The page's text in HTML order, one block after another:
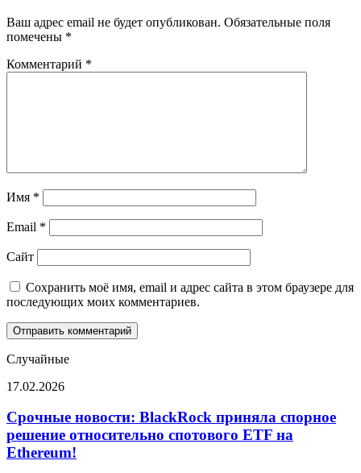
Ваш адрес email не будет опубликован. Обязательные поля
помечены *
Комментарий *
Имя *
Email *
Сайт
Сохранить моё имя, email и адрес сайта в этом браузере для
последующих моих комментариев.
Случайные
Срочные
BlackRock
приняла
спорное
решение
17.02.2026
Срочные новости: BlackRock приняла спорное
решение относительно спотового ETF на
Ethereum!